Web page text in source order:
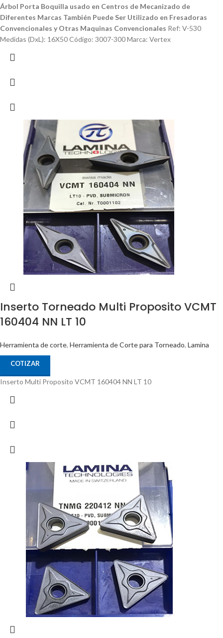
Árbol Porta Boquilla usado en Centros de Mecanizado de
Diferentes Marcas También Puede Ser Utilizado en Fresadoras
Convencionales y Otras Maquinas Convencionales Ref: V-530
Medidas (DxL): 16X50 Código: 3007-300 Marca: Vertex
Inserto Torneado Multi Proposito VCMT
160404 NN LT 10
Herramienta de corte, Herramienta de Corte para Torneado, Lamina
COTIZAR
Inserto Multi Proposito VCMT 160404 NN LT 10